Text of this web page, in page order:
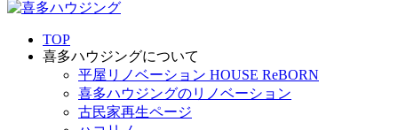
TOP
喜多ハウジングについて
平屋リノベーション HOUSE ReBORN
喜多ハウジングのリノベーション
古民家再生ページ